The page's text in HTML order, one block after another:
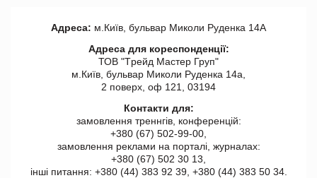
Адреса: м.Київ, бульвар Миколи Руденка 14А
Адреса для кореспонденції:
ТОВ "Tрейд Мастер Груп"
м.Київ, бульвар Миколи Руденка 14а,
2 поверх, оф 121, 03194
Контакти для:
замовлення треннгів, конференцій:
+380 (67) 502-99-00,
замовлення реклами на порталі, журналах:
+380 (67) 502 30 13,
інші питання: +380 (44) 383 92 39, +380 (44) 383 50 34.